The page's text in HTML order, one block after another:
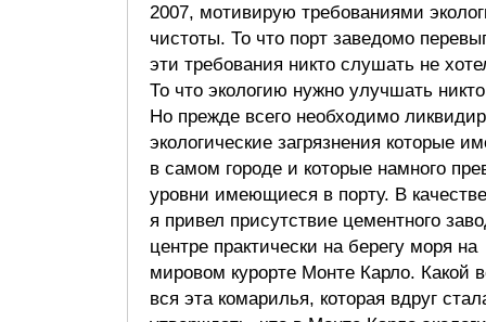
2007, мотивирую требованиями
чистоты. То что порт заведомо
эти требования никто слушать не
То что экологию нужно улучшать
Но прежде всего необходимо
экологические загрязнения которые
в самом городе и которые намного
уровни имеющиеся в порту. В
я привел присутствие цементного
центре практически на берегу моря
мировом курорте Монте Карло. Какой
вся эта комарилья, которая вдруг